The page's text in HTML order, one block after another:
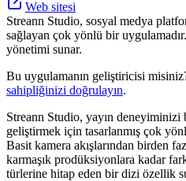
Web sitesi
Streann Studio, sosyal medya
sağlayan çok yönlü bir
yönetimi sunar.
Bu uygulamanın geliştiricisi
sahipliğinizi doğrulayın.
Streann Studio, yayın
geliştirmek için tasarlanmış çok
Basit kamera akışlarından birden
karmaşık prodüksiyonlara kadar
türlerine hitap eden bir dizi özellik